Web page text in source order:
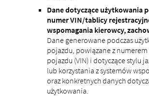
Dane dotyczące użytkowania
numer VIN/tablicy
wspomagania kierowcy,
Dane generowane podczas
pojazdu, powiązane z
pojazdu (VIN) i dotyczące stylu
lub korzystania z systemów
oraz konkretnych danych
użytkowania.